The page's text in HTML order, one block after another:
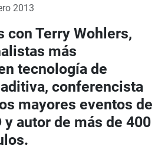
2013
con Terry Wohlers,
más
tecnología de
conferencista
mayores eventos de
autor de más de 400